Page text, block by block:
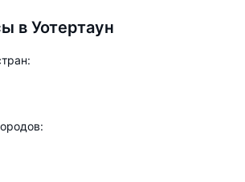
в Уотертаун